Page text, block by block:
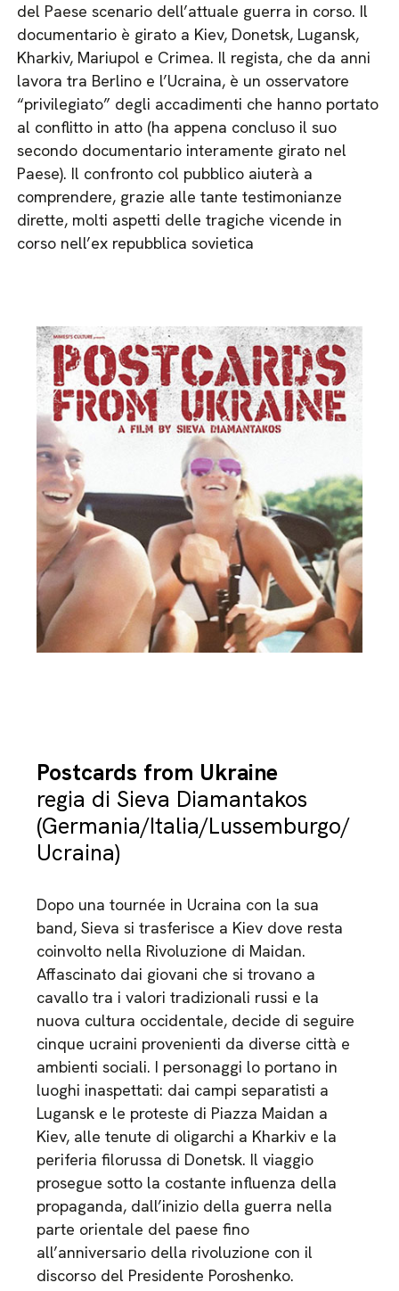
del Paese scenario dell’attuale guerra in corso. Il
documentario è girato a Kiev, Donetsk, Lugansk,
Kharkiv, Mariupol e Crimea. Il regista, che da anni
lavora tra Berlino e l’Ucraina, è un osservatore
“privilegiato” degli accadimenti che hanno portato
al conflitto in atto (ha appena concluso il suo
secondo documentario interamente girato nel
Paese). Il confronto col pubblico aiuterà a
comprendere, grazie alle tante testimonianze
dirette, molti aspetti delle tragiche vicende in
corso nell’ex repubblica sovietica
Postcards from Ukraine
regia di Sieva Diamantakos
(Germania/Italia/Lussemburgo/
Ucraina)
Dopo una tournée in Ucraina con la sua
band, Sieva si trasferisce a Kiev dove resta
coinvolto nella Rivoluzione di Maidan.
Affascinato dai giovani che si trovano a
cavallo tra i valori tradizionali russi e la
nuova cultura occidentale, decide di seguire
cinque ucraini provenienti da diverse città e
ambienti sociali. I personaggi lo portano in
luoghi inaspettati: dai campi separatisti a
Lugansk e le proteste di Piazza Maidan a
Kiev, alle tenute di oligarchi a Kharkiv e la
periferia filorussa di Donetsk. Il viaggio
prosegue sotto la costante influenza della
propaganda, dall’inizio della guerra nella
parte orientale del paese fino
all’anniversario della rivoluzione con il
discorso del Presidente Poroshenko.